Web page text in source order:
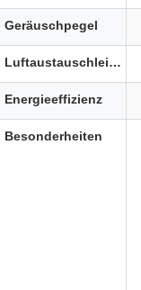
Geräuschpegel
Luftaustauschleistung
Energieeffizienz
Besonderheiten